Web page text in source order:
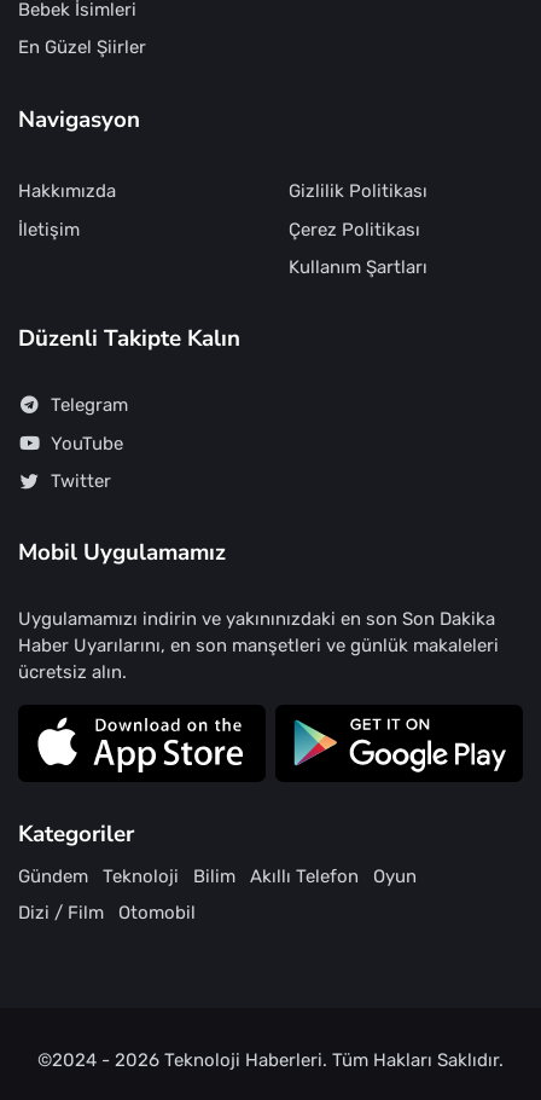
Bebek İsimleri
En Güzel Şiirler
Navigasyon
Hakkımızda
İletişim
Gizlilik Politikası
Çerez Politikası
Kullanım Şartları
Düzenli Takipte Kalın
Telegram
YouTube
Twitter
Mobil Uygulamamız
Uygulamamızı indirin ve yakınınızdaki en son Son Dakika
Haber Uyarılarını, en son manşetleri ve günlük makaleleri
ücretsiz alın.
Kategoriler
Gündem Teknoloji Bilim Akıllı Telefon
Oyun
Dizi / Film
Otomobil
©2024 - 2026 Teknoloji Haberleri. Tüm Hakları Saklıdır.